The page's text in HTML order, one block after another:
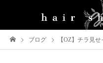
ブログ 【OZ】チラ見